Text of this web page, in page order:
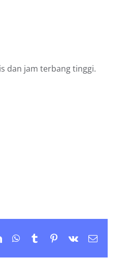
dan jam terbang tinggi.
LinkedInWhatsApp
TumblrPinterest
Vk Email